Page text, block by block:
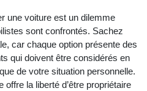
une voiture est un dilemme
sont confrontés. Sachez
car chaque option présente des
qui doivent être considérés en
de votre situation personnelle.
offre la liberté d’être propriétaire